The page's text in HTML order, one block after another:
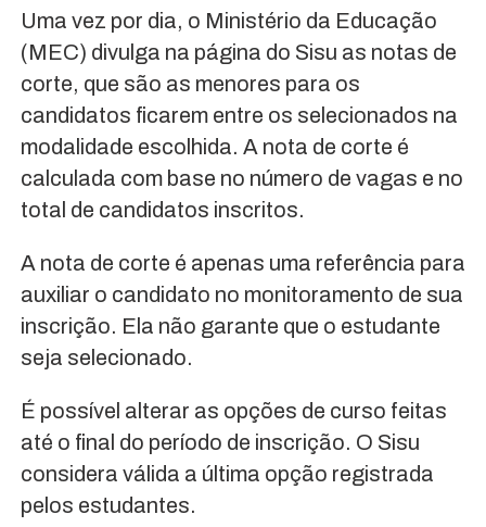
Uma vez por dia, o Ministério da Educação
(MEC) divulga na página do Sisu as notas de
corte, que são as menores para os
candidatos ficarem entre os selecionados na
modalidade escolhida. A nota de corte é
calculada com base no número de vagas e no
total de candidatos inscritos.
A nota de corte é apenas uma referência para
auxiliar o candidato no monitoramento de sua
inscrição. Ela não garante que o estudante
seja selecionado.
É possível alterar as opções de curso feitas
até o final do período de inscrição. O Sisu
considera válida a última opção registrada
pelos estudantes.